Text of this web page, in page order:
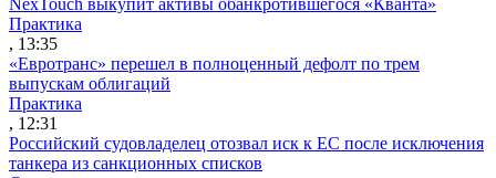
Практика
, 13:35
«Евротранс» перешел в полноценный дефолт по трем
выпускам облигаций
Практика
, 12:31
Российский судовладелец отозвал иск к ЕС после исключения
танкера из санкционных списков